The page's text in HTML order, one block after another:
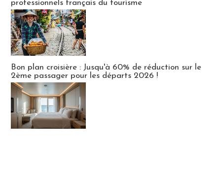
professionnels français du tourisme
Bon plan croisière : Jusqu'à 60% de réduction sur le
2ème passager pour les départs 2026 !